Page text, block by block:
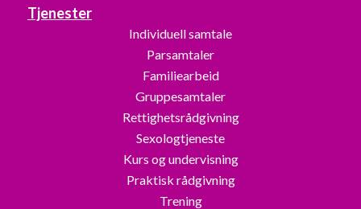
Tjenester
Individuell samtale
Parsamtaler
Familiearbeid
Gruppesamtaler
Rettighetsrådgivning
Sexologtjeneste
Kurs og undervisning
Praktisk rådgivning
Trening